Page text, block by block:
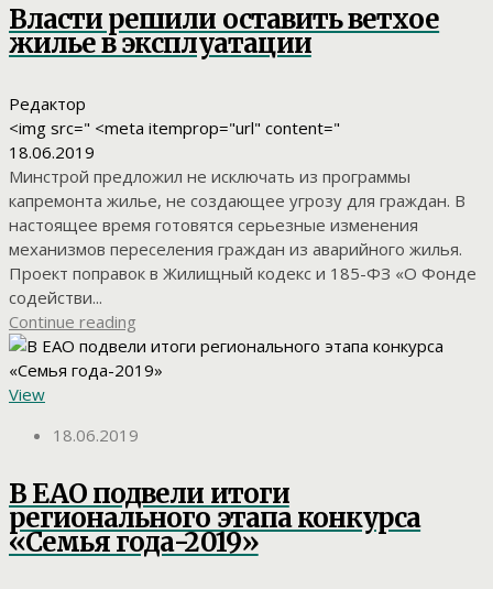
Власти решили оставить ветхое
жилье в эксплуатации
Редактор
<img src=" <meta itemprop="url" content="
18.06.2019
Минстрой предложил не исключать из программы
капремонта жилье, не создающее угрозу для граждан. В
настоящее время готовятся серьезные изменения
механизмов переселения граждан из аварийного жилья.
Проект поправок в Жилищный кодекс и 185-ФЗ «О Фонде
содействи...
Continue reading
View
18.06.2019
В ЕАО подвели итоги
регионального этапа конкурса
«Семья года-2019»